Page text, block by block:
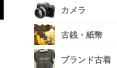
カメラ
古銭・紙幣
ブランド古着